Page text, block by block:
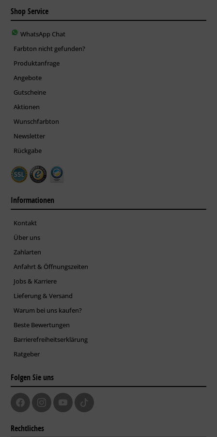
Shop Service
WhatsApp Chat
Farbton nicht gefunden?
Produktanfrage
Angebote
Gutscheine
Aktionen
Wunschfarbton
Newsletter
Rückgabe
Informationen
Kontakt
Über uns
Zahlarten
Anfahrt & Öffnungszeiten
Jobs & Karriere
Lieferung & Versand
Warum bei uns kaufen?
Beste Bewertungen
Barrierefreiheitserklärung
Ratgeber
Folgen Sie uns
Rechtliches